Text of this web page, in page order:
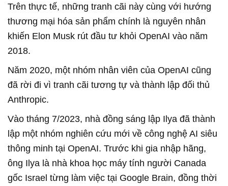
Trên thực tế, những tranh cãi này cùng với hướng
thương mại hóa sản phẩm chính là nguyên nhân
khiến Elon Musk rút đầu tư khỏi OpenAI vào năm
2018.
Năm 2020, một nhóm nhân viên của OpenAI cũng
đã rời đi vì tranh cãi tương tự và thành lập đối thủ
Anthropic.
Vào tháng 7/2023, nhà đồng sáng lập Ilya đã thành
lập một nhóm nghiên cứu mới về công nghệ AI siêu
thông minh tại OpenAI. Trước khi gia nhập hãng,
ông Ilya là nhà khoa học máy tính người Canada
gốc Israel từng làm việc tại Google Brain, đồng thời